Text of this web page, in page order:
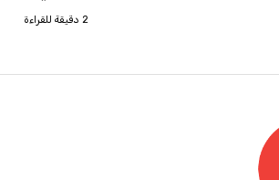
2 دقيقة للقراءة